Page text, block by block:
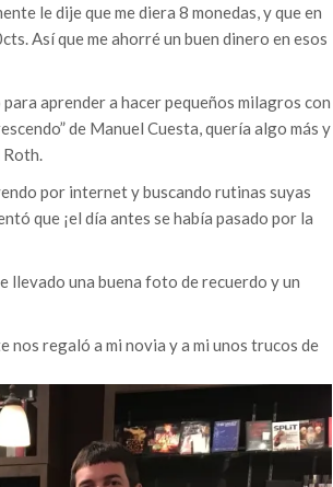
le dije que me diera 8 monedas, y que en
Así que me ahorré un buen dinero en esos
aprender a hacer pequeños milagros con
de Manuel Cuesta, quería algo más y
Roth.
por internet y buscando rutinas suyas
que ¡el día antes se había pasado por la
llevado una buena foto de recuerdo y un
nos regaló a mi novia y a mi unos trucos de